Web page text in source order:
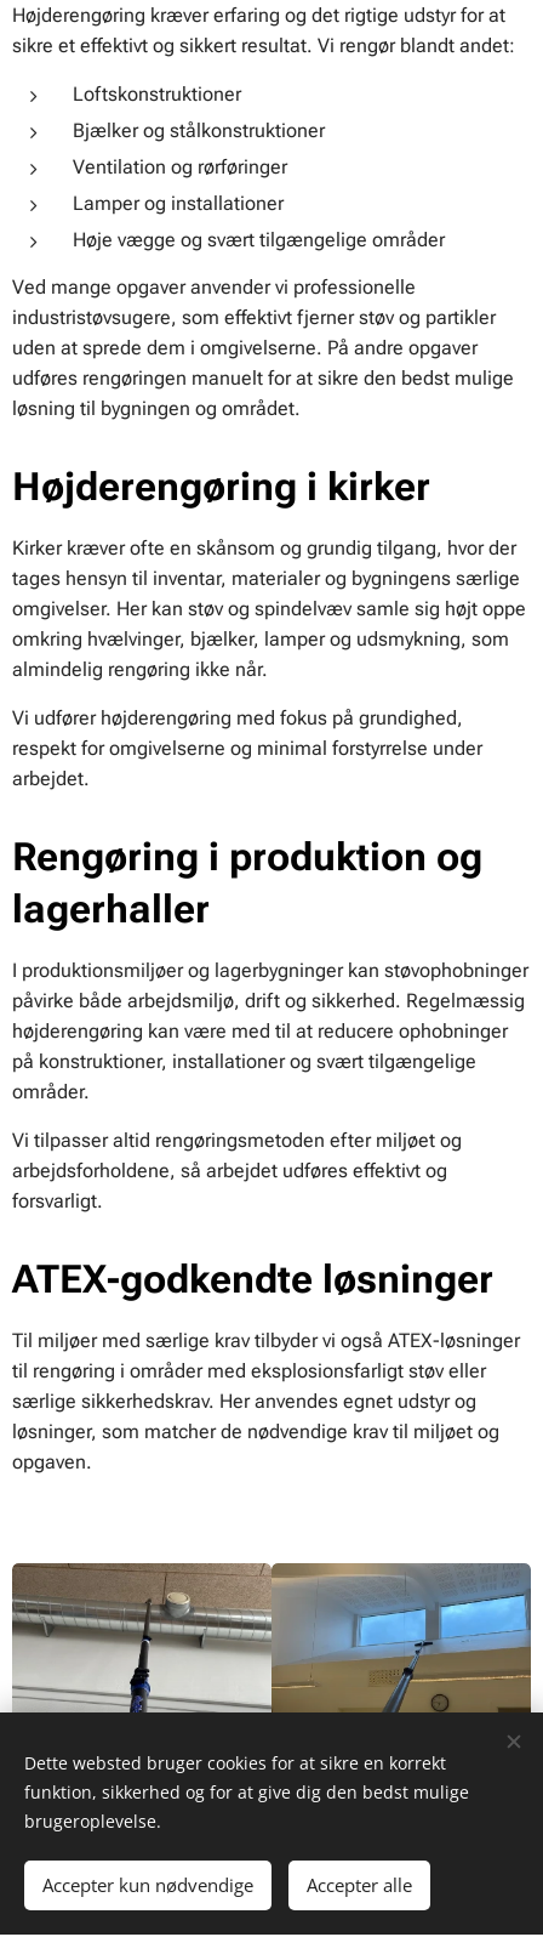
Højderengøring kræver erfaring og det rigtige udstyr for at
sikre et effektivt og sikkert resultat. Vi rengør blandt andet:
Loftskonstruktioner
Bjælker og stålkonstruktioner
Ventilation og rørføringer
Lamper og installationer
Høje vægge og svært tilgængelige områder
Ved mange opgaver anvender vi professionelle
industristøvsugere, som effektivt fjerner støv og partikler
uden at sprede dem i omgivelserne. På andre opgaver
udføres rengøringen manuelt for at sikre den bedst mulige
løsning til bygningen og området.
Højderengøring i kirker
Kirker kræver ofte en skånsom og grundig tilgang, hvor der
tages hensyn til inventar, materialer og bygningens særlige
omgivelser. Her kan støv og spindelvæv samle sig højt oppe
omkring hvælvinger, bjælker, lamper og udsmykning, som
almindelig rengøring ikke når.
Vi udfører højderengøring med fokus på grundighed,
respekt for omgivelserne og minimal forstyrrelse under
arbejdet.
Rengøring i produktion og
lagerhaller
I produktionsmiljøer og lagerbygninger kan støvophobninger
påvirke både arbejdsmiljø, drift og sikkerhed. Regelmæssig
højderengøring kan være med til at reducere ophobninger
på konstruktioner, installationer og svært tilgængelige
områder.
Vi tilpasser altid rengøringsmetoden efter miljøet og
arbejdsforholdene, så arbejdet udføres effektivt og
forsvarligt.
ATEX-godkendte løsninger
Til miljøer med særlige krav tilbyder vi også ATEX-løsninger
til rengøring i områder med eksplosionsfarligt støv eller
særlige sikkerhedskrav. Her anvendes egnet udstyr og
løsninger, som matcher de nødvendige krav til miljøet og
opgaven.
Dette websted bruger cookies for at sikre en korrekt
funktion, sikkerhed og for at give dig den bedst mulige
brugeroplevelse.
Accepter kun nødvendige Accepter alle